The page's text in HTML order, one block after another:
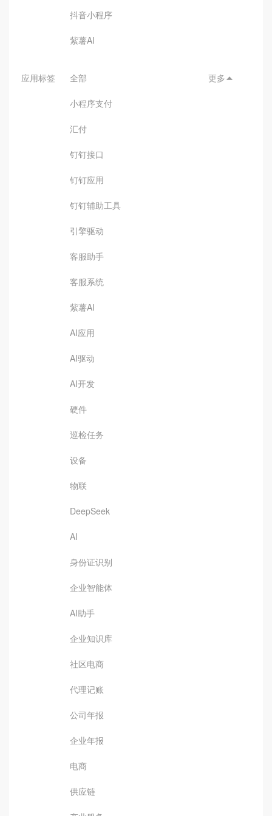
抖音小程序
紫薯AI
应用标签 全部
小程序支付
汇付
钉钉接口
钉钉应用
钉钉辅助工具
引擎驱动
客服助手
客服系统
紫薯AI
AI应用
AI驱动
AI开发
硬件
巡检任务
设备
物联
DeepSeek
AI
身份证识别
企业智能体
AI助手
企业知识库
社区电商
代理记账
公司年报
企业年报
电商
供应链
更多 